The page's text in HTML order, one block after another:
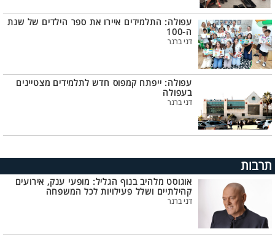
עפולה: התלמידים איירו את ספר הילדים של שנת
ה-100
דני ברנר
עפולה: ייפתח קמפוס חדש לתלמידים מצטיינים
בעפולה
דני ברנר
תרבות
אוגוסט מלהיב בנוף הגליל: מופעי ענק, אירועים
קהילתיים ושלל פעילויות לכל המשפחה
דני ברנר